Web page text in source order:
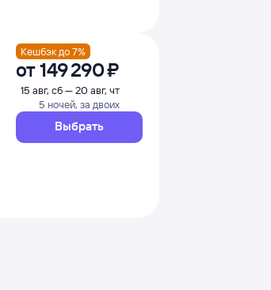
Кешбэк до 7%
от149 ⁠290 ⁠₽
15 авг, сб — 20 авг, чт
5 ночей, за двоих
Выбрать